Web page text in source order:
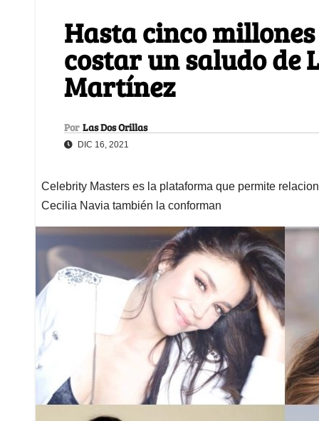
Hasta cinco millones
costar un saludo de
Martínez
Por Las Dos Orillas
DIC 16, 2021
Celebrity Masters es la plataforma que permite
Cecilia Navia también la conforman